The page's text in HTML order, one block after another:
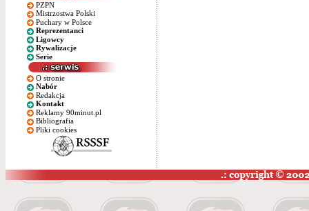
PZPN
Mistrzostwa Polski
Puchary w Polsce
Reprezentanci
Ligowcy
Rywalizacje
Serie
O stronie
Nabór
Redakcja
Kontakt
Reklamy 90minut.pl
Bibliografia
Pliki cookies